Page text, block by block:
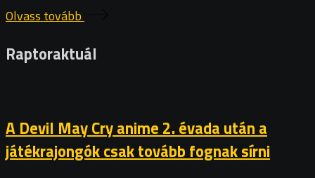
Olvass tovább
Raptoraktuál
A Devil May Cry anime 2. évada után a
játékrajongók csak tovább fognak sírni